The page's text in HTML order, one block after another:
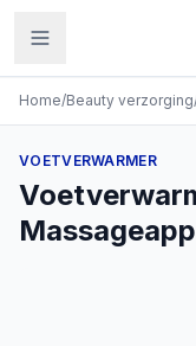
Home/Beauty verzorging
VOETVERWARMER